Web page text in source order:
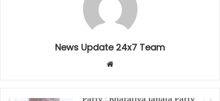
News Update 24x7 Team
Website